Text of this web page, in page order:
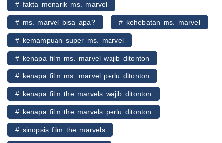
# fakta menarik ms. marvel
# ms. marvel bisa apa? # kehebatan ms. marvel
# kemampuan super ms. marvel
# kenapa film ms. marvel wajib ditonton
# kenapa film ms. marvel perlu ditonton
# kenapa film the marvels wajib ditonton
# kenapa film the marvels perlu ditonton
# sinopsis film the marvels